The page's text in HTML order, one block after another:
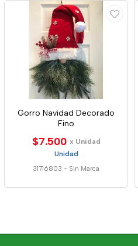
Gorro Navidad Decorado
Fino
$7.500 x Unidad
Unidad
31716803 - Sin Marca